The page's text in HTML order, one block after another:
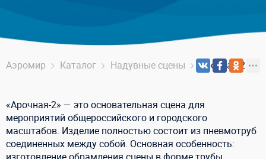
Аэромир Каталог Надувные сцены Арочная-2
«Арочная-2» — это основательная сцена для
мероприятий общероссийского и городского
масштабов. Изделие полностью состоит из пневмотруб
соединенных между собой. Основная особенность: